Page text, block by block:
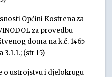
Općini Kostrena za
za provedbu
doma na k.č. 1465
(str 15)
o ustrojstvu i djelokrugu